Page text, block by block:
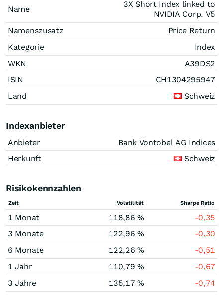
Name
3X Short Index linked to
NVIDIA Corp. V5
Namenszusatz
Price Return
Kategorie
Index
WKN
A39DS2
ISIN
CH1304295947
Land
Schweiz
Indexanbieter
Anbieter
Bank Vontobel AG Indices
Herkunft
Schweiz
Risikokennzahlen
Zeit Volatilität Sharpe Ratio
1 Monat 118,86 %
-0,35
3 Monate
122,96 %
-0,30
6 Monate
122,26 %
-0,51
1 Jahr
110,79 %
-0,67
3 Jahre
135,17 %
-0,74